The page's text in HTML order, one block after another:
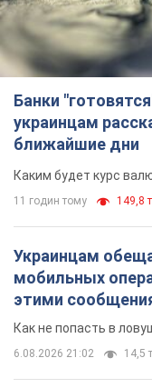
Банки
украинцам
ближайшие дни
Каким будет курс
11 годин тому 149,8
Украинцам
мобильных
этими
Как не попасть в
6.08.2026 21:02 14,5